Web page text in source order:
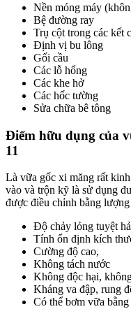
Nền móng máy
Bệ đường ray
Trụ cột trong các kết
Định vị bu lông
Gối cầu
Các lỗ hổng
Các khe hở
Các hốc tường
Sửa chữa bê tông
Điểm hữu dụng của
11
Là vữa gốc xi măng rất
vào và trộn kỹ là sử dụng
được điều chỉnh bằng
Độ chảy lỏng tuyệt
Tính ổn định kích
Cường độ cao,
Không tách nước
Không độc hại,
Kháng va đập, rung
Có thể bơm vữa